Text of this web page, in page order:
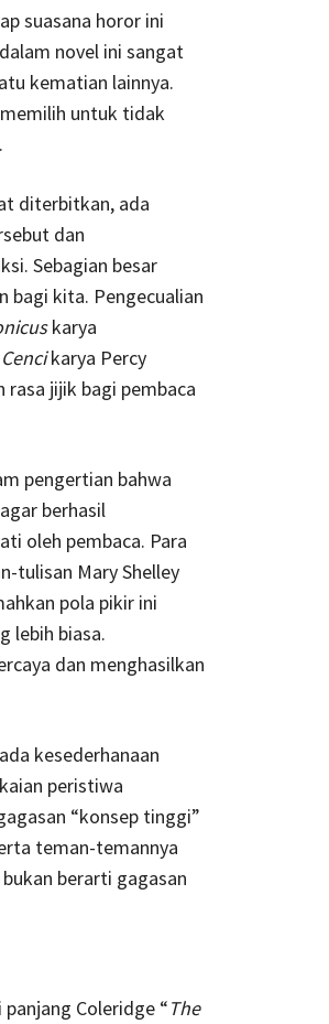
suasana horor ini
novel ini sangat
kematian lainnya.
untuk tidak
diterbitkan, ada
dan
Sebagian besar
kita. Pengecualian
karya
karya Percy
rasa jijik bagi pembaca
pengertian bahwa
berhasil
oleh pembaca. Para
tulisan Mary Shelley
pola pikir ini
lebih biasa.
dan menghasilkan
kesederhanaan
peristiwa
“konsep tinggi”
teman-temannya
berarti gagasan
Coleridge “The